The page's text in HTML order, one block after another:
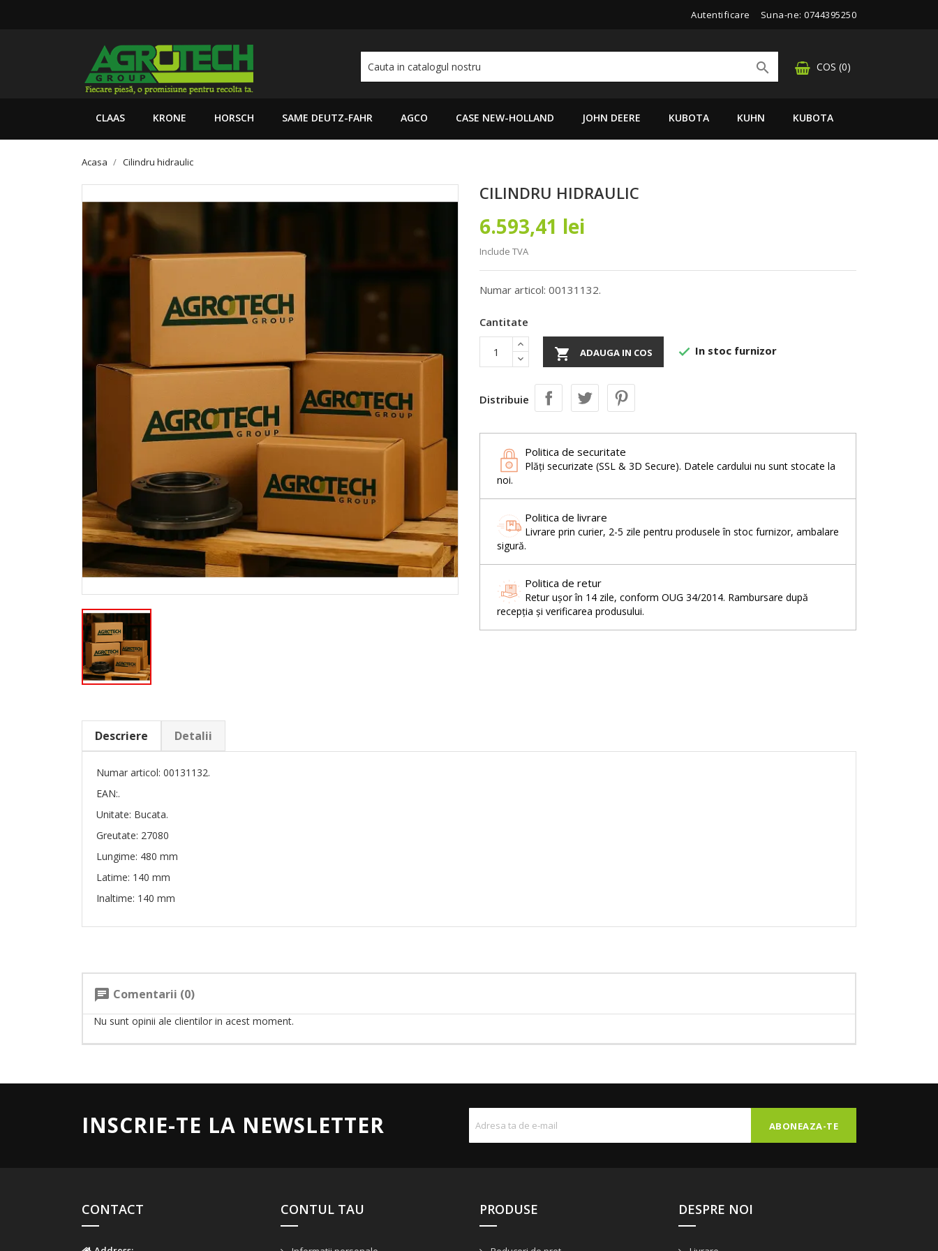
Autentificare Suna-ne: 0744395250
COS (0)

CLAAS KRONE HORSCH SAME DEUTZ-FAHR AGCO CASE NEW-HOLLAND JOHN DEERE KUBOTA KUHN KUBOTA
Acasa Cilindru hidraulic
CILINDRU HIDRAULIC
6.593,41 lei
Include TVA
Numar articol: 00131132.
Cantitate
 ADAUGA IN COS  In stoc furnizor
Distribuie
Politica de securitate
Plăți securizate (SSL & 3D Secure). Datele cardului nu sunt stocate la
noi.
Politica de livrare
Livrare prin curier, 2-5 zile pentru produsele în stoc furnizor, ambalare
sigură.
Politica de retur
Retur ușor în 14 zile, conform OUG 34/2014. Rambursare după
recepția și verificarea produsului.
Descriere Detalii
Numar articol: 00131132.
EAN:.
Unitate: Bucata.
Greutate: 27080
Lungime: 480 mm
Latime: 140 mm
Inaltime: 140 mm
chat Comentarii (0)
Nu sunt opinii ale clientilor in acest moment.
INSCRIE-TE LA NEWSLETTER
CONTACT CONTUL TAU PRODUSE DESPRE NOI